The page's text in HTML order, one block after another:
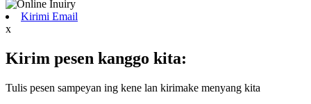
Kirimi Email
x
Kirim pesen kanggo kita:
Tulis pesen sampeyan ing kene lan kirimake menyang kita